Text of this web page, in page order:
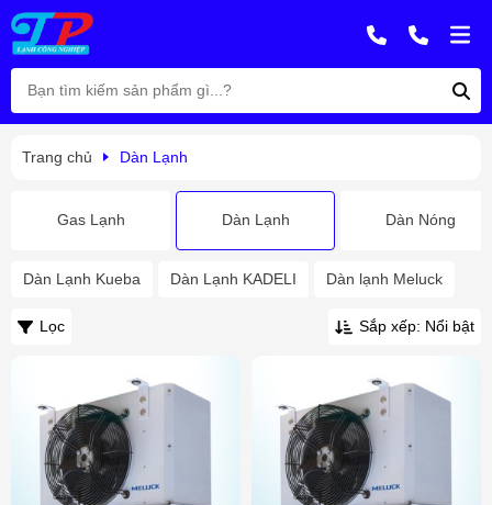
Trang chủ Dàn Lạnh
Gas Lạnh Dàn Lạnh Dàn Nóng
Dàn Lạnh Kueba Dàn Lạnh KADELI Dàn lạnh Meluck
Lọc Sắp xếp: Nổi bật